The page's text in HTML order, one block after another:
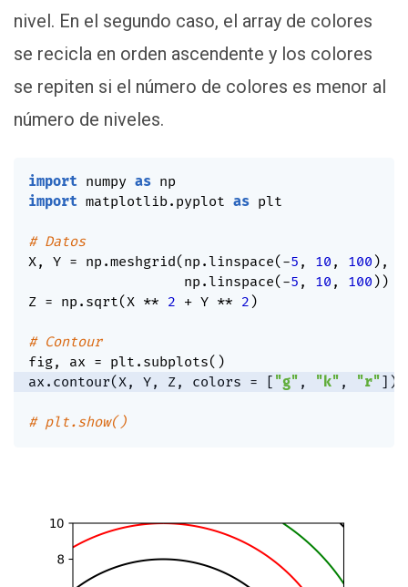
nivel. En el segundo caso, el array de colores
se recicla en orden ascendente y los colores
se repiten si el número de colores es menor al
número de niveles.
import numpy as
import matplotlib. pyplot as plt
# Datos
X, Y = np .meshgrid( np . linspace( -5 , 10 , 100 ) ,
                   np
. linspace( -5 , 10 , 100 ) )
Z = np . sqrt(X ** 2 + Y ** 2 )
# Contour
fig, ax = plt . subplots( )
ax . contour(X, Y, Z, colors = [ "g" , "k" , "r"] )
# plt.show()